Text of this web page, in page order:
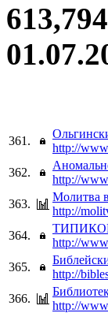
613,794
361.
http://
362.
http://
363.
Молитва
http://
364.
ТИПИКОН.
http://
365.
http://
366.
http://